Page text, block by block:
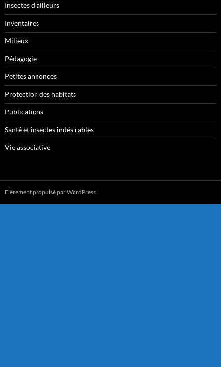
Insectes d'ailleurs
Inventaires
Milieux
Pédagogie
Petites annonces
Protection des habitats
Publications
Santé et insectes indésirables
Vie associative
Fièrement propulsé par WordPress